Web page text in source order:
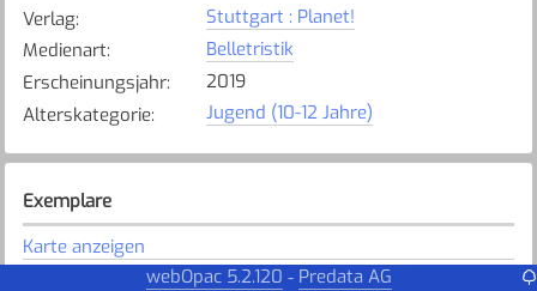
Verlag:
Stuttgart : Planet!
Medienart:
Belletristik
Erscheinungsjahr:
2019
Alterskategorie: Jugend (10-12 Jahre)
Exemplare
Karte anzeigen
Steinhausen Sunnegrund
webOpac 5.2.120 - Predata AG